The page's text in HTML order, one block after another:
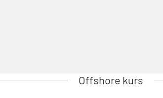
Offshore kurs